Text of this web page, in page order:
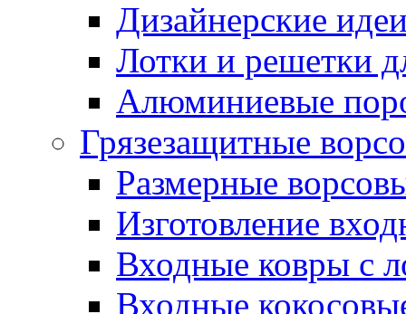
Дизайнерские
Лотки и решетки
Алюминиевые
Грязезащитные
Размерные
Изготовление
Входные ковры с
Входные